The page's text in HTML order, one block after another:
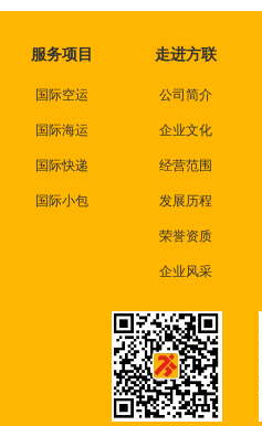
服务项目
国际空运
国际海运
国际快递
国际小包
走进方联
公司简介
企业文化
经营范围
发展历程
荣誉资质
企业风采